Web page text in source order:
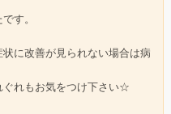
す。
に改善が見られない場合は病
ぐれもお気をつけ下さい☆